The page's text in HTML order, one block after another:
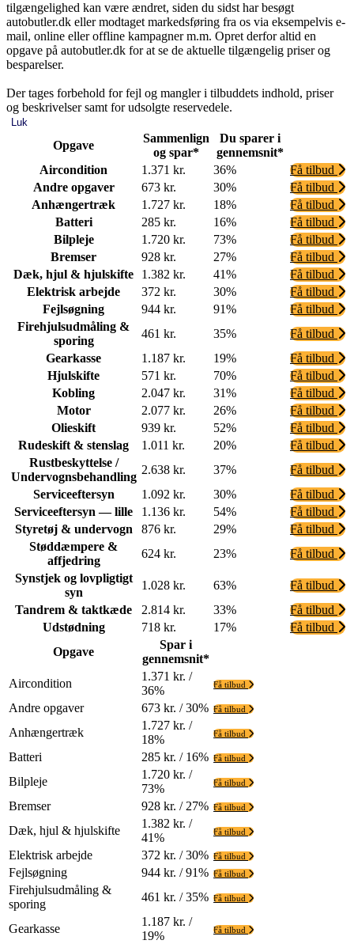
tilgængelighed kan være ændret, siden du sidst har besøgt
autobutler.dk eller modtaget markedsføring fra os via eksempelvis e-
mail, online eller offline kampagner m.m. Opret derfor altid en
opgave på autobutler.dk for at se de aktuelle tilgængelig priser og
besparelser.
Der tages forbehold for fejl og mangler i tilbuddets indhold, priser
og beskrivelser samt for udsolgte reservedele.
Luk
Opgave
Sammenlign
og spar*
Du sparer i
gennemsnit*
Aircondition
1.371 kr. 36%
Få tilbud
Andre opgaver
673 kr. 30%
Få tilbud
Anhængertræk
1.727 kr. 18%
Få tilbud
Batteri
285 kr. 16%
Få tilbud
Bilpleje
1.720 kr. 73%
Få tilbud
Bremser
928 kr. 27%
Få tilbud
Dæk, hjul & hjulskifte
1.382 kr. 41%
Få tilbud
Elektrisk arbejde
372 kr. 30%
Få tilbud
Fejlsøgning
944 kr. 91%
Få tilbud
Firehjulsudmåling &
sporing
461 kr. 35%
Få tilbud
Gearkasse
1.187 kr. 19%
Få tilbud
Hjulskifte
571 kr. 70%
Få tilbud
Kobling
2.047 kr. 31%
Få tilbud
Motor
2.077 kr. 26%
Få tilbud
Olieskift
939 kr. 52%
Få tilbud
Rudeskift & stenslag
1.011 kr. 20%
Få tilbud
Rustbeskyttelse /
Undervognsbehandling
2.638 kr. 37%
Få tilbud
Serviceeftersyn
1.092 kr. 30%
Få tilbud
Serviceeftersyn — lille
1.136 kr. 54%
Få tilbud
Styretøj & undervogn
876 kr. 29%
Få tilbud
Støddæmpere &
affjedring
624 kr. 23%
Få tilbud
Synstjek og lovpligtigt
syn
1.028 kr. 63%
Få tilbud
Tandrem & taktkæde
2.814 kr. 33%
Få tilbud
Udstødning
718 kr. 17%
Få tilbud
Opgave
Spar i
gennemsnit*
Aircondition
1.371 kr. /
36%
Få tilbud
Andre opgaver 673 kr. / 30% Få tilbud
Anhængertræk
1.727 kr. /
18%
Få tilbud
Batteri 285 kr. / 16% Få tilbud
Bilpleje
1.720 kr. /
73%
Få tilbud
Bremser 928 kr. / 27% Få tilbud
Dæk, hjul & hjulskifte
1.382 kr. /
41%
Få tilbud
Elektrisk arbejde 372 kr. / 30% Få tilbud
Fejlsøgning 944 kr. / 91% Få tilbud
Firehjulsudmåling &
sporing
461 kr. / 35% Få tilbud
Gearkasse
1.187 kr. /
19%
Få tilbud